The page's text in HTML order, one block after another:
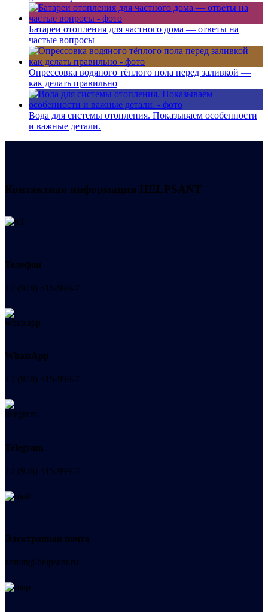
Батареи отопления для частного дома — ответы на
частые вопросы
Опрессовка водяного тёплого пола перед заливкой —
как делать правильно
Вода для системы отопления. Показываем особенности
и важные детали.
Контактная информация HELPSANT
Телефон
+7 (978) 515-999-7
WhatsApp
+7 (978) 515-999-7
Telegram
+7 (978) 515-999-7
Электронная почта
admin@helpsant.ru